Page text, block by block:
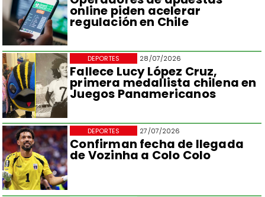
online piden acelerar
regulación en Chile
28/07/2026
Fallece Lucy López Cruz,
primera medallista chilena en
Juegos Panamericanos
DEPORTES
27/07/2026
Confirman fecha de llegada
de Vozinha a Colo Colo
DEPORTES